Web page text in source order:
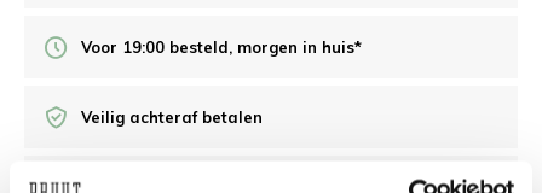
Voor 19:00 besteld, morgen in huis*
Veilig achteraf betalen